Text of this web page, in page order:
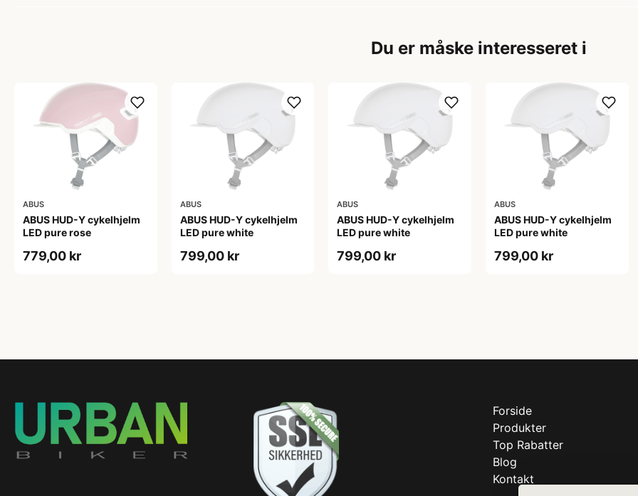
Du er måske interesseret i
ABUS
ABUS HUD-Y cykelhjelm
LED pure rose
779,00 kr
ABUS
ABUS HUD-Y cykelhjelm
LED pure white
799,00 kr
ABUS
ABUS HUD-Y cykelhjelm
LED pure white
799,00 kr
ABUS
ABUS HUD-Y cykelhjelm
LED pure white
799,00 kr
Forside
Produkter
Top Rabatter
Blog
Kontakt